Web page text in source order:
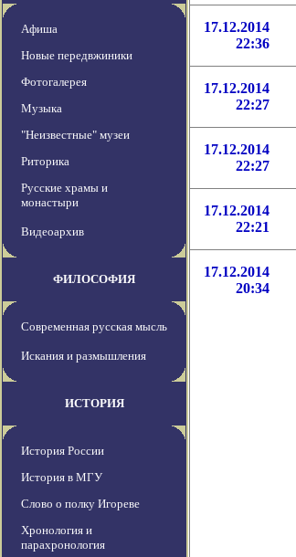
Афиша
Новые передвжиники
Фотогалерея
Музыка
"Неизвестные" музеи
Риторика
Русские храмы и
монастыри
Видеоархив
ФИЛОСОФИЯ
Современная русская мысль
Искания и размышления
ИСТОРИЯ
История России
История в МГУ
Слово о полку Игореве
Хронология и
парахронология
17.12.2014
22:36
17.12.2014
22:27
17.12.2014
22:27
17.12.2014
22:21
17.12.2014
20:34